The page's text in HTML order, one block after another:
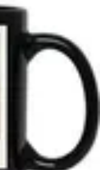
et Stratégies